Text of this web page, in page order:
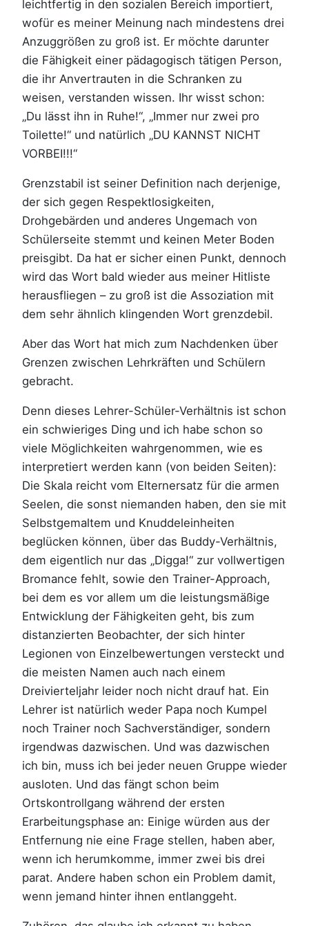
leichtfertig in den sozialen Bereich importiert,
wofür es meiner Meinung nach mindestens drei
Anzuggrößen zu groß ist. Er möchte darunter
die Fähigkeit einer pädagogisch tätigen Person,
die ihr Anvertrauten in die Schranken zu
weisen, verstanden wissen. Ihr wisst schon:
„Du lässt ihn in Ruhe!“, „Immer nur zwei pro
Toilette!“ und natürlich „DU KANNST NICHT
VORBEI!!!“
Grenzstabil ist seiner Definition nach derjenige,
der sich gegen Respektlosigkeiten,
Drohgebärden und anderes Ungemach von
Schülerseite stemmt und keinen Meter Boden
preisgibt. Da hat er sicher einen Punkt, dennoch
wird das Wort bald wieder aus meiner Hitliste
herausfliegen – zu groß ist die Assoziation mit
dem sehr ähnlich klingenden Wort grenzdebil.
Aber das Wort hat mich zum Nachdenken über
Grenzen zwischen Lehrkräften und Schülern
gebracht.
Denn dieses Lehrer-Schüler-Verhältnis ist schon
ein schwieriges Ding und ich habe schon so
viele Möglichkeiten wahrgenommen, wie es
interpretiert werden kann (von beiden Seiten):
Die Skala reicht vom Elternersatz für die armen
Seelen, die sonst niemanden haben, den sie mit
Selbstgemaltem und Knuddeleinheiten
beglücken können, über das Buddy-Verhältnis,
dem eigentlich nur das „Digga!“ zur vollwertigen
Bromance fehlt, sowie den Trainer-Approach,
bei dem es vor allem um die leistungsmäßige
Entwicklung der Fähigkeiten geht, bis zum
distanzierten Beobachter, der sich hinter
Legionen von Einzelbewertungen versteckt und
die meisten Namen auch nach einem
Dreivierteljahr leider noch nicht drauf hat. Ein
Lehrer ist natürlich weder Papa noch Kumpel
noch Trainer noch Sachverständiger, sondern
irgendwas dazwischen. Und was dazwischen
ich bin, muss ich bei jeder neuen Gruppe wieder
ausloten. Und das fängt schon beim
Ortskontrollgang während der ersten
Erarbeitungsphase an: Einige würden aus der
Entfernung nie eine Frage stellen, haben aber,
wenn ich herumkomme, immer zwei bis drei
parat. Andere haben schon ein Problem damit,
wenn jemand hinter ihnen entlanggeht.